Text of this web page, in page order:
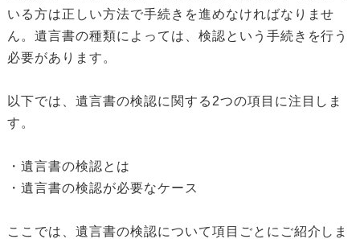
いる方は正しい方法で手続きを進めなければなりませ
ん。遺言書の種類によっては、検認という手続きを行う
必要があります。
以下では、遺言書の検認に関する2つの項目に注目しま
す。
・遺言書の検認とは
・遺言書の検認が必要なケース
ここでは、遺言書の検認について項目ごとにご紹介しま